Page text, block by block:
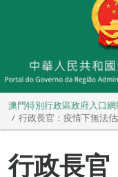
澳門特別行政區政府入口網
行政長官：疫情下無法
行政長